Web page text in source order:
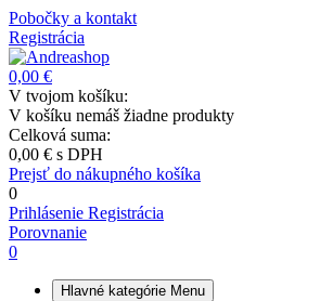
Pobočky a kontakt
Registrácia
0,00 €
V tvojom košíku:
V košíku nemáš žiadne produkty
Celková suma:
0,00 € s DPH
Prejsť do nákupného košíka
0
Prihlásenie Registrácia
Porovnanie
0
Hlavné kategórie Menu